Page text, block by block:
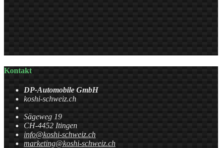
Kontakt
DP-Automobile GmbH
koshi-schweiz.ch
Sägeweg 19
CH-4452 Itingen
info@koshi-schweiz.ch
marketing@koshi-schweiz.ch